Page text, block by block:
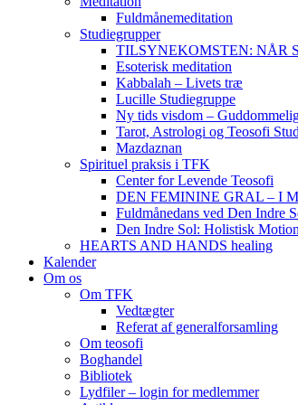
Fuldmånemeditation
Studiegrupper
TILSYNEKOMSTEN: NÅR
Esoterisk meditation
Kabbalah – Livets træ
Lucille Studiegruppe
Ny tids visdom –
Tarot, Astrologi og Teosofi
Mazdaznan
Spirituel praksis i TFK
Center for Levende Teosofi
DEN FEMININE GRAL – I
Fuldmånedans ved Den Indre
Den Indre Sol: Holistisk
HEARTS AND HANDS healing
Kalender
Om os
Om TFK
Vedtægter
Referat af generalforsamling
Om teosofi
Boghandel
Bibliotek
Lydfiler – login for medlemmer